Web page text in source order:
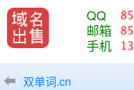
QQ
邮箱
手机
双单词.cn